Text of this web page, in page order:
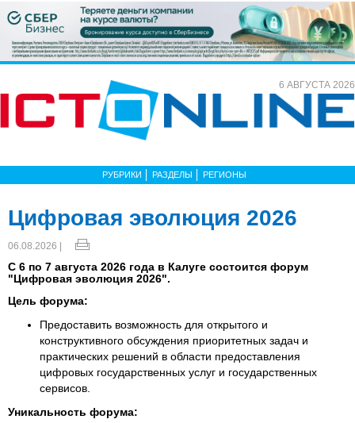
6 АВГУСТА 2026
РУБРИКИ РАЗДЕЛЫ РЕГИОНЫ
Цифровая эволюция 2026
06.08.2026 |
С 6 по 7 августа 2026 года в Калуге состоится форум
"Цифровая эволюция 2026".
Цель форума:
Предоставить возможность для открытого и
конструктивного обсуждения приоритетных задач и
практических решений в области предоставления
цифровых государственных услуг и государственных
сервисов.
Уникальность форума: